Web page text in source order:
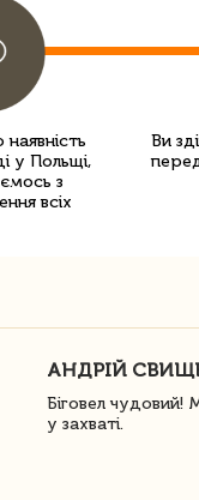
у Польщі,
з
всіх
Ви
АНДРІЙ
Біговел чудовий!
у захваті.